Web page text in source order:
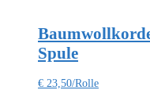
Spule
€ 23,50/Rolle